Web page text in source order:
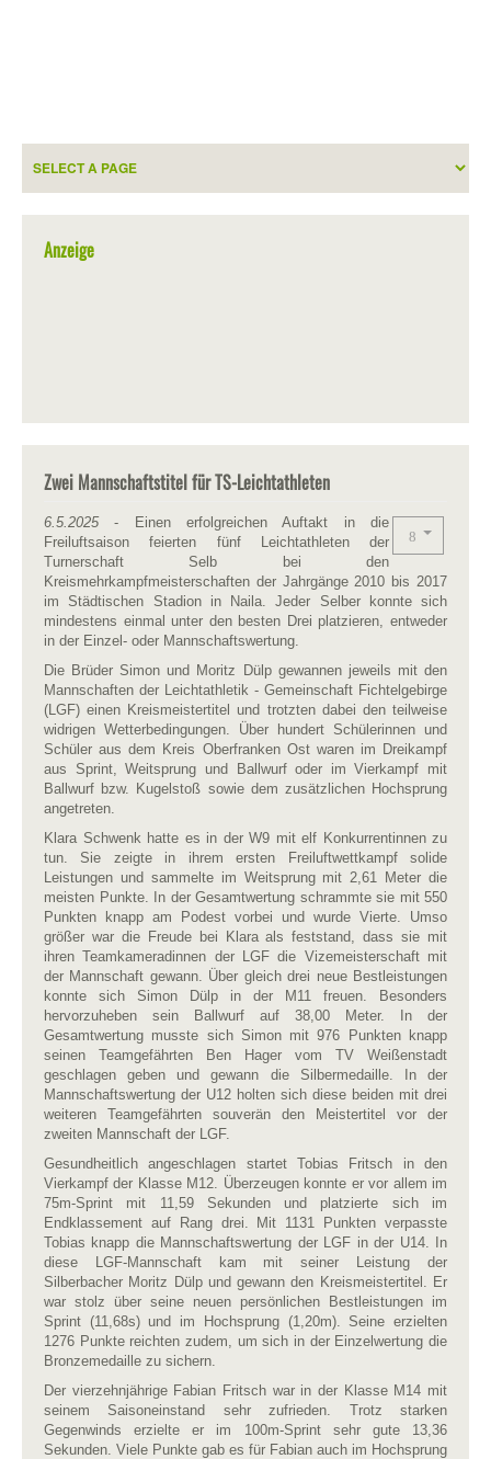
Anzeige
Zwei Mannschaftstitel für TS-Leichtathleten
6.5.2025 - Einen erfolgreichen Auftakt in die
Freiluftsaison feierten fünf Leichtathleten der
Turnerschaft Selb bei den
Kreismehrkampfmeisterschaften der Jahrgänge 2010 bis 2017
im Städtischen Stadion in Naila. Jeder Selber konnte sich
mindestens einmal unter den besten Drei platzieren, entweder
in der Einzel- oder Mannschaftswertung.
Die Brüder Simon und Moritz Dülp gewannen jeweils mit den
Mannschaften der Leichtathletik - Gemeinschaft Fichtelgebirge
(LGF) einen Kreismeistertitel und trotzten dabei den teilweise
widrigen Wetterbedingungen. Über hundert Schülerinnen und
Schüler aus dem Kreis Oberfranken Ost waren im Dreikampf
aus Sprint, Weitsprung und Ballwurf oder im Vierkampf mit
Ballwurf bzw. Kugelstoß sowie dem zusätzlichen Hochsprung
angetreten.
Klara Schwenk hatte es in der W9 mit elf Konkurrentinnen zu
tun. Sie zeigte in ihrem ersten Freiluftwettkampf solide
Leistungen und sammelte im Weitsprung mit 2,61 Meter die
meisten Punkte. In der Gesamtwertung schrammte sie mit 550
Punkten knapp am Podest vorbei und wurde Vierte. Umso
größer war die Freude bei Klara als feststand, dass sie mit
ihren Teamkameradinnen der LGF die Vizemeisterschaft mit
der Mannschaft gewann. Über gleich drei neue Bestleistungen
konnte sich Simon Dülp in der M11 freuen. Besonders
hervorzuheben sein Ballwurf auf 38,00 Meter. In der
Gesamtwertung musste sich Simon mit 976 Punkten knapp
seinen Teamgefährten Ben Hager vom TV Weißenstadt
geschlagen geben und gewann die Silbermedaille. In der
Mannschaftswertung der U12 holten sich diese beiden mit drei
weiteren Teamgefährten souverän den Meistertitel vor der
zweiten Mannschaft der LGF.
Gesundheitlich angeschlagen startet Tobias Fritsch in den
Vierkampf der Klasse M12. Überzeugen konnte er vor allem im
75m-Sprint mit 11,59 Sekunden und platzierte sich im
Endklassement auf Rang drei. Mit 1131 Punkten verpasste
Tobias knapp die Mannschaftswertung der LGF in der U14. In
diese LGF-Mannschaft kam mit seiner Leistung der
Silberbacher Moritz Dülp und gewann den Kreismeistertitel. Er
war stolz über seine neuen persönlichen Bestleistungen im
Sprint (11,68s) und im Hochsprung (1,20m). Seine erzielten
1276 Punkte reichten zudem, um sich in der Einzelwertung die
Bronzemedaille zu sichern.
Der vierzehnjährige Fabian Fritsch war in der Klasse M14 mit
seinem Saisoneinstand sehr zufrieden. Trotz starken
Gegenwinds erzielte er im 100m-Sprint sehr gute 13,36
Sekunden. Viele Punkte gab es für Fabian auch im Hochsprung